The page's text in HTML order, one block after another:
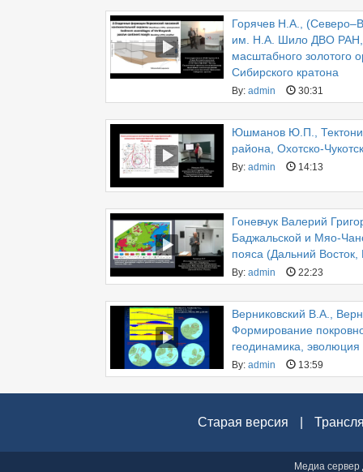
Горячев Н.А.,
им. Н.А. Шило ДВО РАН,
масштабного золотого
Сибирского кратона
By: admin 30:31
Юшманов Ю.П.,
района, Охотско-
By: admin 14:13
Гоневчук Валерий
Баджальской и Мяо-
пояса (Дальний Восток,
By: admin 22:23
Верниковский В.А.,
Формирование
геодинамика,
By: admin 13:59
Старая версия
Медиа